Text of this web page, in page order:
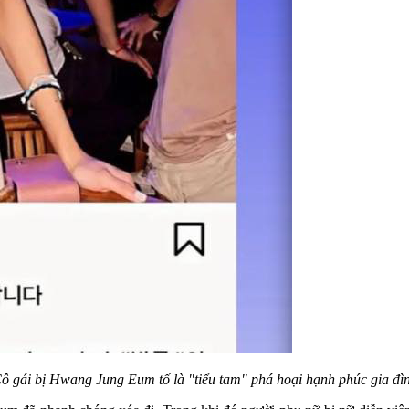
gái bị Hwang Jung Eum tố là "tiểu tam" phá hoại hạnh phúc gia